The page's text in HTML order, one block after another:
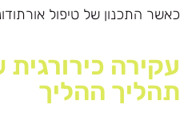
כאשר התכנון של טיפול
עקירה כירורגית
תהליך ההליך